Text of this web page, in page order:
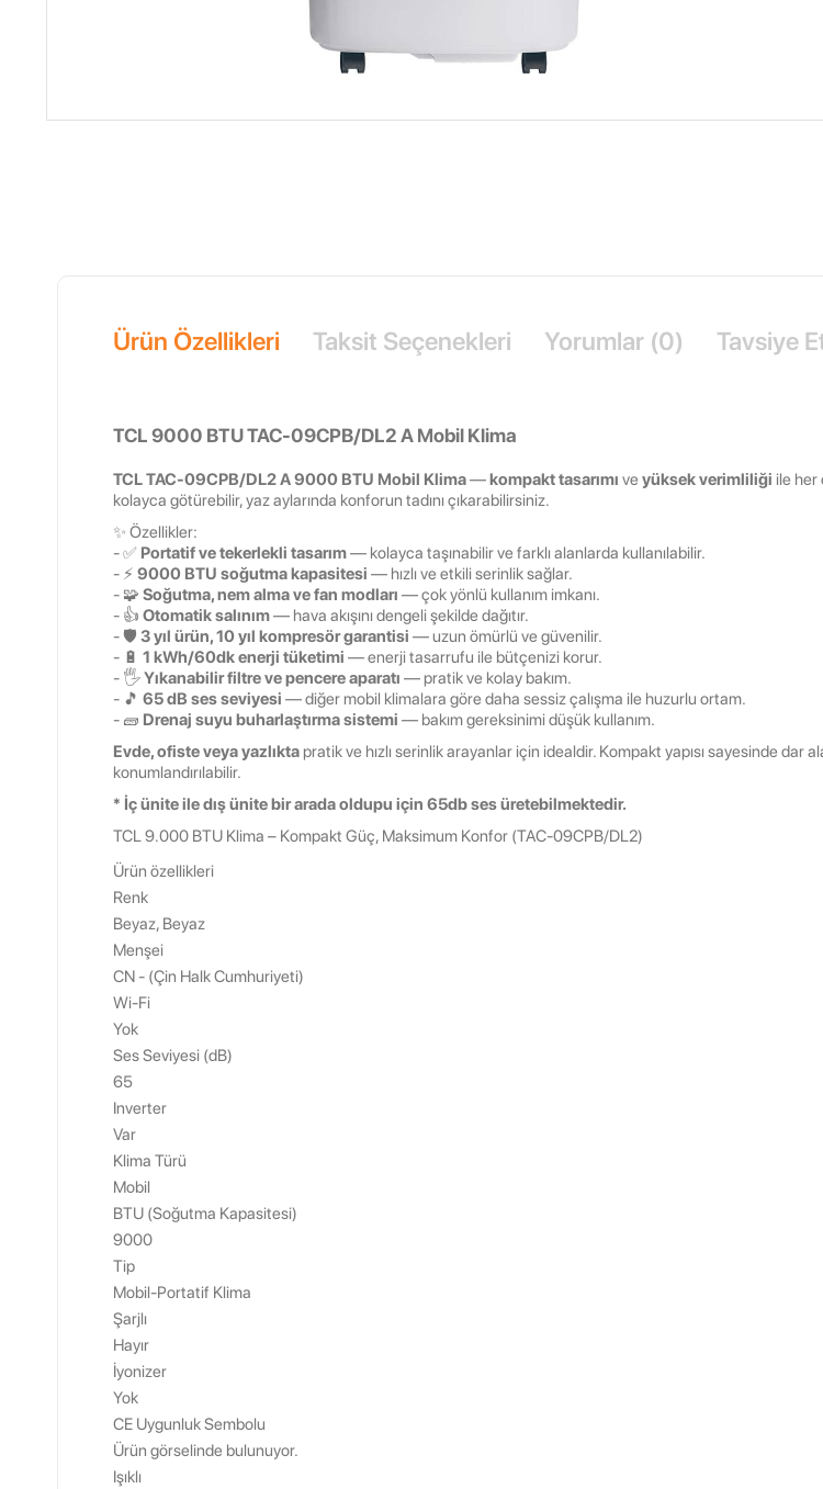
Ürün Özellikleri Taksit Seçenekleri Yorumlar (0) Tavsiye
TCL 9000 BTU TAC-09CPB/DL2 A Mobil Klima
TCL TAC-09CPB/DL2 A 9000 BTU Mobil Klima—kompakt tasarımı ve yüksek verimliliği ile her
kolayca götürebilir, yaz aylarında konforun tadını çıkarabilirsiniz.
✨ Özellikler:
- ✅ Portatif ve tekerlekli tasarım— kolayca taşınabilir ve farklı alanlarda kullanılabilir.
- ⚡ 9000 BTU soğutma kapasitesi — hızlı ve etkili serinlik sağlar.
- 🧩 Soğutma, nem alma ve fan modları — çok yönlü kullanım imkanı.
- 👍 Otomatik salınım— hava akışını dengeli şekilde dağıtır.
- 🛡 3 yıl ürün, 10 yıl kompresör garantisi — uzun ömürlü ve güvenilir.
- 🔋 1 kWh/60dk enerji tüketimi — enerji tasarrufu ile bütçenizi korur.
- 🖐Yıkanabilir filtre ve pencere aparatı — pratik ve kolay bakım.
- 🎵 65 dB ses seviyesi — diğer mobil klimalara göre daha sessiz çalışma ile huzurlu ortam.
- 🧱 Drenaj suyu buharlaştırma sistemi — bakım gereksinimi düşük kullanım.
Evde, ofiste veya yazlıktapratik ve hızlı serinlik arayanlar için idealdir. Kompakt yapısı sayesinde
konumlandırılabilir.
* İç ünite ile dış ünite bir arada oldupu için 65db ses üretebilmektedir.
TCL 9.000 BTU Klima – Kompakt Güç, Maksimum Konfor (TAC-09CPB/DL2)
Ürün özellikleri
Renk
Beyaz, Beyaz
Menşei
CN - (Çin Halk Cumhuriyeti)
Wi-Fi
Yok
Ses Seviyesi (dB)
65
Inverter
Var
Klima Türü
Mobil
BTU (Soğutma Kapasitesi)
9000
Tip
Mobil-Portatif Klima
Şarjlı
Hayır
İyonizer
Yok
CE Uygunluk Sembolu
Ürün görselinde bulunuyor.
Işıklı